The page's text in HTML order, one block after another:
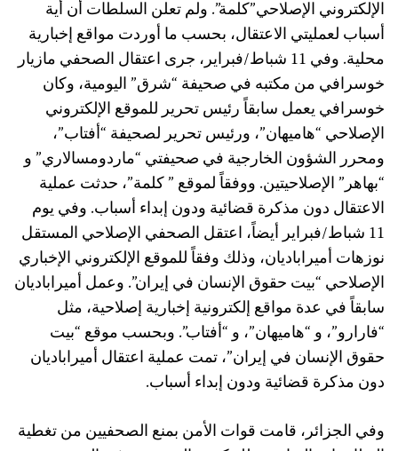
الإلكتروني الإصلاحي”كلمة”. ولم تعلن السلطات أن أية
أسباب لعمليتي الاعتقال، بحسب ما أوردت مواقع إخبارية
محلية. وفي 11 شباط/فبراير، جرى اعتقال الصحفي مازيار
خوسرافي من مكتبه في صحيفة “شرق” اليومية، وكان
خوسرافي يعمل سابقاً رئيس تحرير للموقع الإلكتروني
الإصلاحي “هاميهان”، ورئيس تحرير لصحيفة “أفتاب”،
ومحرر الشؤون الخارجية في صحيفتي “ماردومسالاري” و
“بهاهر” الإصلاحيتين. ووفقاً لموقع ” كلمة”، حدثت عملية
الاعتقال دون مذكرة قضائية ودون إبداء أسباب. وفي يوم
11 شباط/فبراير أيضاً، اعتقل الصحفي الإصلاحي المستقل
نوزهات أميراباديان، وذلك وفقاً للموقع الإلكتروني الإخباري
الإصلاحي “بيت حقوق الإنسان في إيران”. وعمل أميراباديان
سابقاً في عدة مواقع إلكترونية إخبارية إصلاحية، مثل
“فارارو”، و “هاميهان”، و “أفتاب”. وبحسب موقع “بيت
حقوق الإنسان في إيران”، تمت عملية اعتقال أميراباديان
دون مذكرة قضائية ودون إبداء أسباب.
وفي الجزائر، قامت قوات الأمن بمنع الصحفيين من تغطية